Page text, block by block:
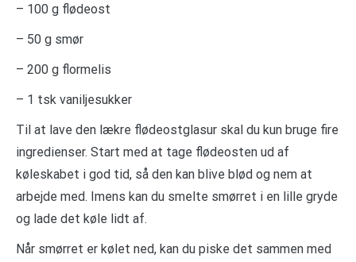
– 100 g flødeost
– 50 g smør
– 200 g flormelis
– 1 tsk vaniljesukker
Til at lave den lækre flødeostglasur skal du kun bruge fire
ingredienser. Start med at tage flødeosten ud af
køleskabet i god tid, så den kan blive blød og nem at
arbejde med. Imens kan du smelte smørret i en lille gryde
og lade det køle lidt af.
Når smørret er kølet ned, kan du piske det sammen med